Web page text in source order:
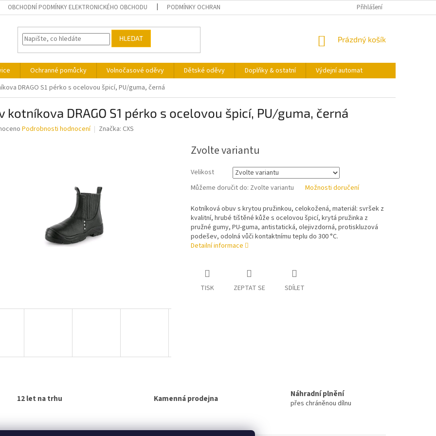
OBCHODNÍ PODMÍNKY ELEKTRONICKÉHO OBCHODU PODMÍNKY OCHRANY OSOBNÍCH ÚDAJŮ VÝDEJNÍ AUTOMAT
Přihlášení
HLEDAT
NÁKUPNÍ
Prázdný košík
Ochranné pomůcky Volnočasové oděvy Dětské oděvy Doplňky & ostatní
Výdejní automat
DRAGO S1 pérko s ocelovou špicí, PU/guma, černá
kotníkova DRAGO S1 pérko s ocelovou špicí, PU/guma, černá
Podrobnosti hodnocení Značka: CXS
Zvolte variantu
Velikost
Můžeme doručit do: Zvolte variantu Možnosti doručení
Kotníková obuv s krytou pružinkou, celokožená, materiál: svršek z
kvalitní, hrubé tištěné kůže s ocelovou špicí, krytá pružinka z
pružné gumy, PU-guma, antistatická, olejivzdorná, protiskluzová
podešev, odolná vůči kontaktnímu teplu do 300 °C.
Detailní informace
TISK ZEPTAT SE SDÍLET
12 let na trhu Kamenná prodejna Náhradní plnění
přes chráněnou dílnu